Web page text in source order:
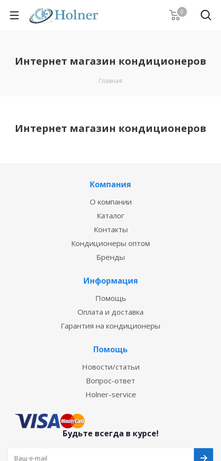
0
Интернет магазин кондиционеров
Главная
Интернет магазин кондиционеров
Компания
О компании
Каталог
Контакты
Кондиционеры оптом
Бренды
Информация
Помощь
Оплата и доставка
Гарантия на кондиционеры
Помощь
Новости/статьи
Вопрос-ответ
Holner-service
Будьте всегда в курсе!